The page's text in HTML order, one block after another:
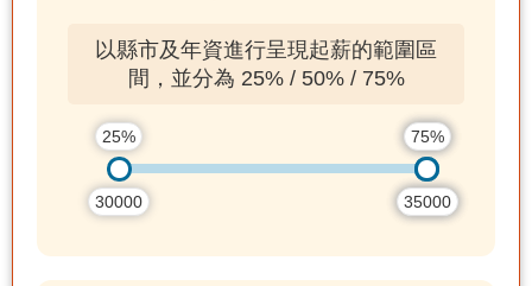
以縣市及年資進行呈現起薪的範圍區
間，並分為 25% / 50% / 75%
25%
30000
50%
35000
75%
35000